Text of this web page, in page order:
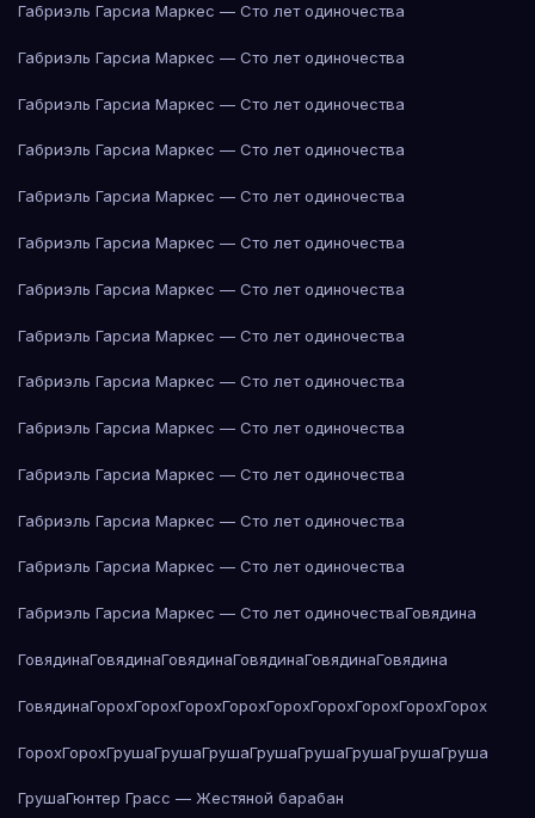
Габриэль Гарсиа Маркес — Сто лет одиночества
Габриэль Гарсиа Маркес — Сто лет одиночества
Габриэль Гарсиа Маркес — Сто лет одиночества
Габриэль Гарсиа Маркес — Сто лет одиночества
Габриэль Гарсиа Маркес — Сто лет одиночества
Габриэль Гарсиа Маркес — Сто лет одиночества
Габриэль Гарсиа Маркес — Сто лет одиночества
Габриэль Гарсиа Маркес — Сто лет одиночества
Габриэль Гарсиа Маркес — Сто лет одиночества
Габриэль Гарсиа Маркес — Сто лет одиночества
Габриэль Гарсиа Маркес — Сто лет одиночества
Габриэль Гарсиа Маркес — Сто лет одиночества
Габриэль Гарсиа Маркес — Сто лет одиночества
Габриэль Гарсиа Маркес — Сто лет одиночестваГовядина
ГовядинаГовядинаГовядинаГовядинаГовядинаГовядина
ГовядинаГорохГорохГорохГорохГорохГорохГорохГорохГорох
ГорохГорохГрушаГрушаГрушаГрушаГрушаГрушаГрушаГруша
ГрушаГюнтер Грасс — Жестяной барабан